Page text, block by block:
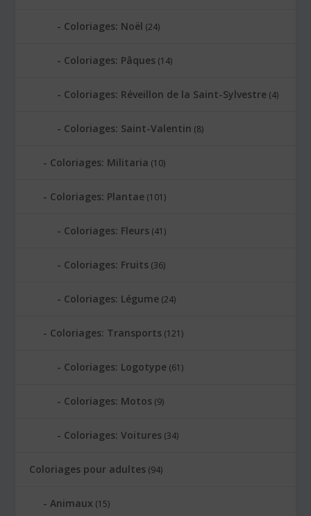
Coloriages: Noël (24)
Coloriages: Pâques (14)
Coloriages: Réveillon de la Saint-Sylvestre (4)
Coloriages: Saint-Valentin (8)
Coloriages: Militaria (10)
Coloriages: Plantae (101)
Coloriages: Fleurs (41)
Coloriages: Fruits (36)
Coloriages: Légume (24)
Coloriages: Transports (121)
Coloriages: Logotype (61)
Coloriages: Motos (9)
Coloriages: Voitures (34)
Coloriages pour adultes (94)
Animaux (15)